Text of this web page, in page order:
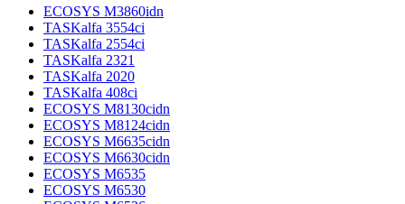
ECOSYS M3860idn
TASKalfa 3554ci
TASKalfa 2554ci
TASKalfa 2321
TASKalfa 2020
TASKalfa 408ci
ECOSYS M8130cidn
ECOSYS M8124cidn
ECOSYS M6635cidn
ECOSYS M6630cidn
ECOSYS M6535
ECOSYS M6530